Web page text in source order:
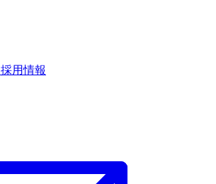
採用情報